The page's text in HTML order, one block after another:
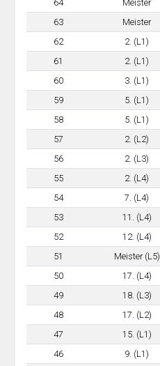
64
Meister
63
Meister
62
2. (L1)
61
2. (L1)
60
3. (L1)
59
5. (L1)
58
5. (L1)
57
2. (L2)
56
2. (L3)
55
2. (L4)
54
7. (L4)
53
11. (L4)
52
12. (L4)
51
Meister (L5)
50
17. (L4)
49
18. (L3)
48
17. (L2)
47
15. (L1)
46
9. (L1)